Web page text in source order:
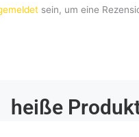
sein, um eine
heiße